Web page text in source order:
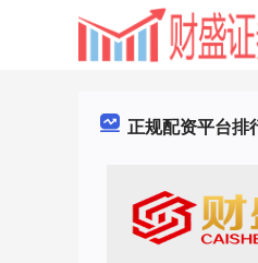
正规配资平台排